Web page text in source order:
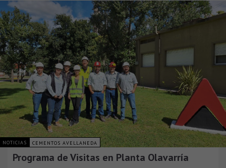
NOTICIAS CEMENTOS AVELLANEDA
Programa de Visitas en Planta Olavarría